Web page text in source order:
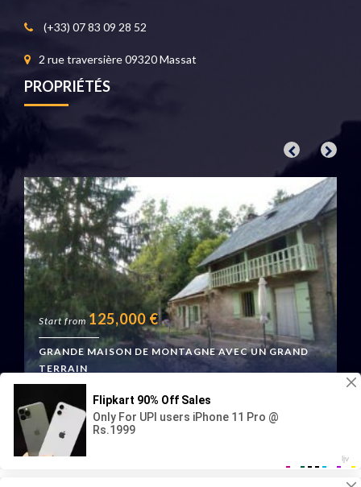
(+33) 07 83 09 28 52
2 rue traversière 09320 Massat
PROPRIÉTÉS
Start from 125,000 €
GRANDE MAISON DE MONTAGNE AVEC UN GRAND
TERRAIN
Boussenac, France